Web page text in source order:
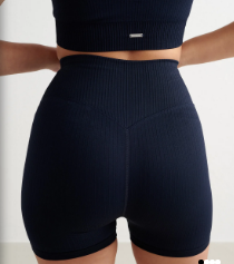
verlanglijstje